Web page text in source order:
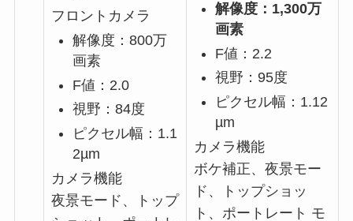
フロントカメラ
解像度：800万
画素
F値：2.0
視野：84度
ピクセル幅：1.1
2µm
カメラ機能
夜景モード、トップ
解像度：1,300万
画素
F値：2.2
視野：95度
ピクセル幅：1.12
µm
カメラ機能
ボケ補正、夜景モー
ド、トップショッ
ト、ポートレート モ